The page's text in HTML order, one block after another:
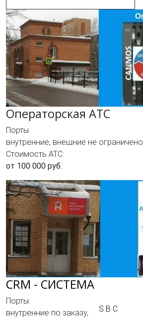
Операторская АТС
Порты:
внутренние, внешние не ограничено
Стоимость АТС:
от 100 000 руб.
CRM - СИСТЕМА
Порты:
внутренние по заказу,
S B C